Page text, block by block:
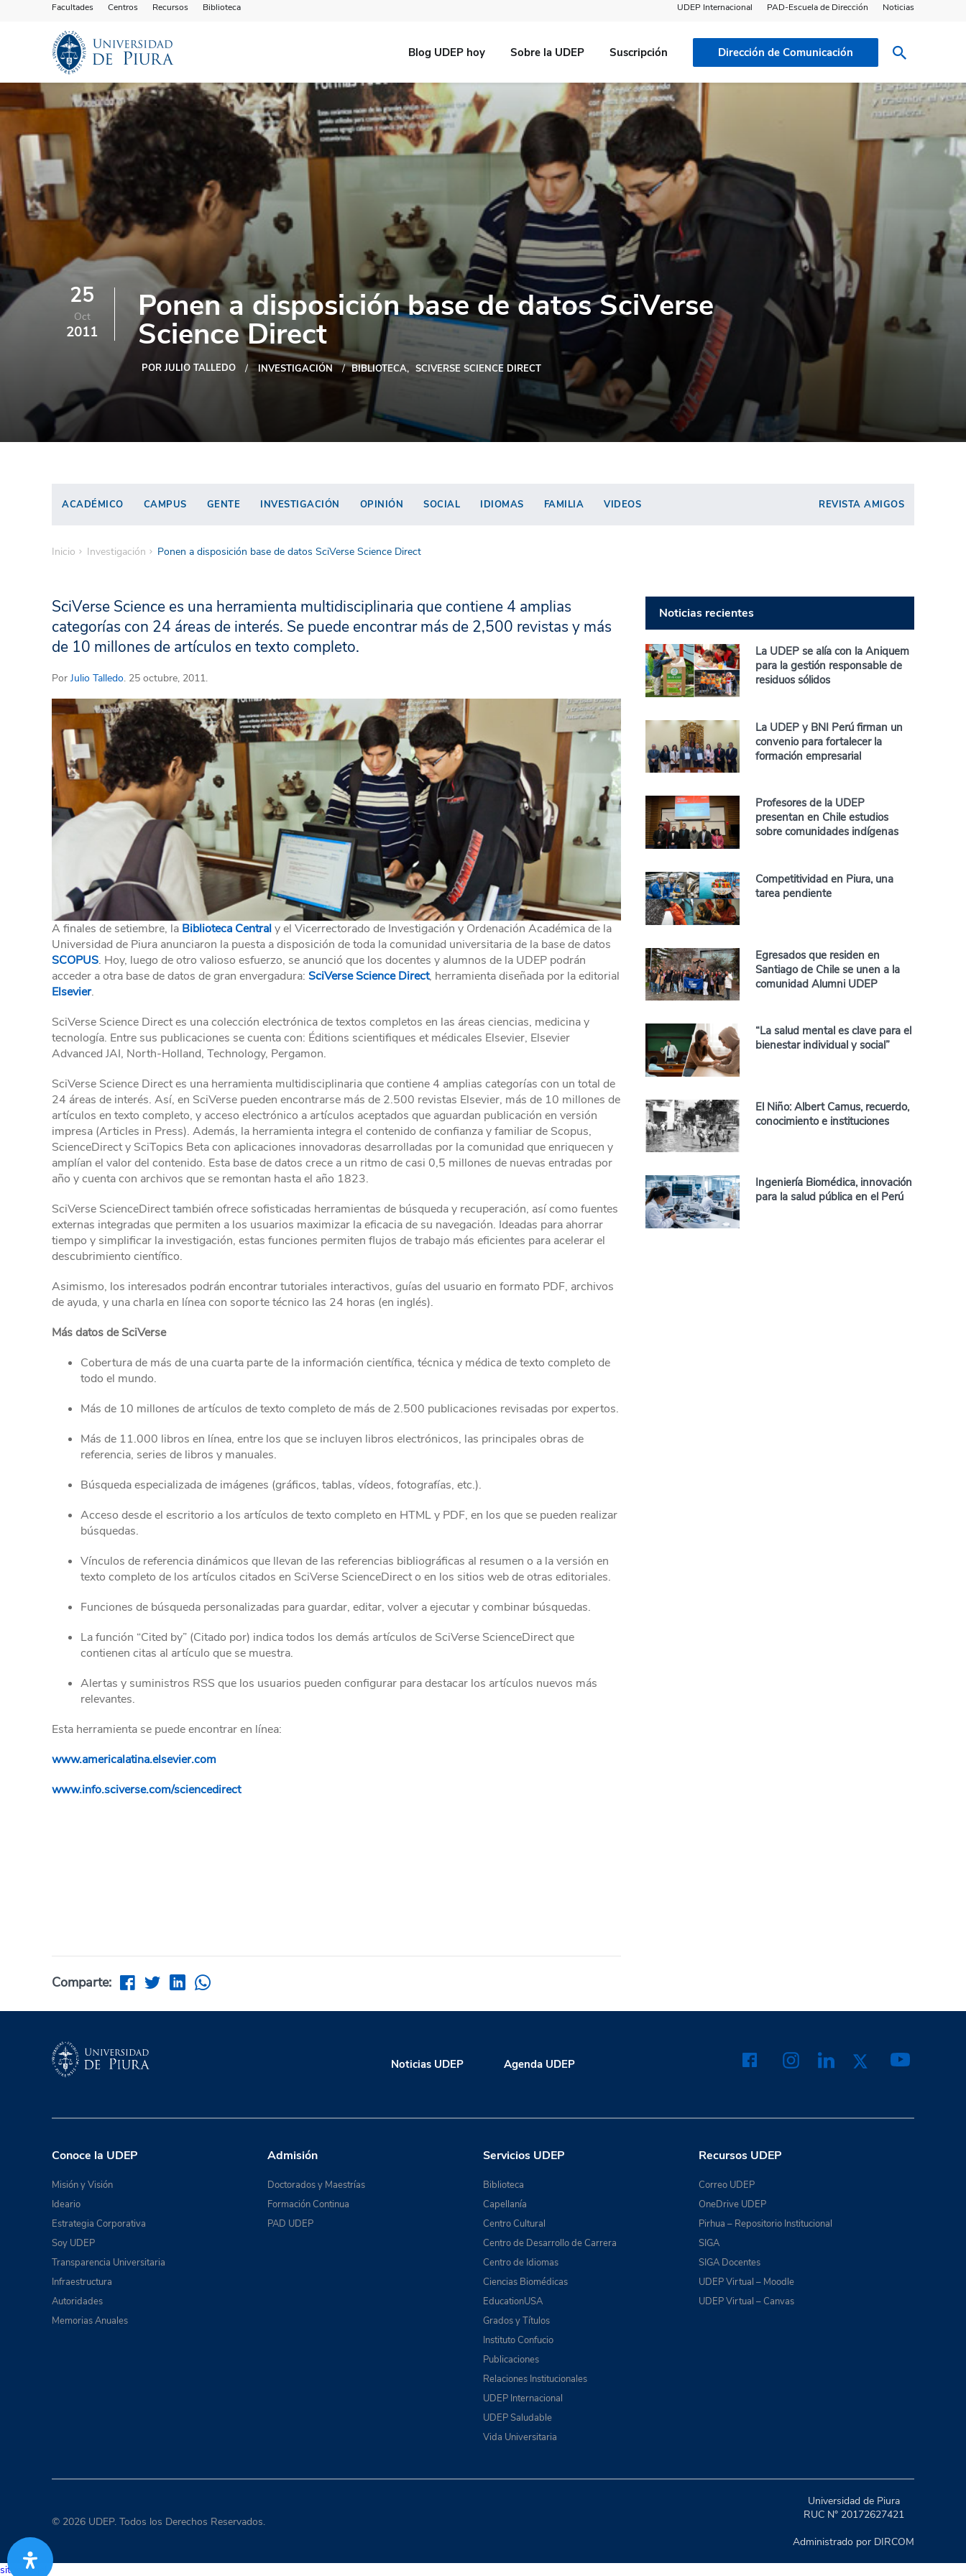
Facultades Centros Recursos Biblioteca UDEP Internacional PAD-Escuela de Dirección Noticias
Blog UDEP hoy Sobre la UDEP Suscripción Dirección de Comunicación
25
Oct
2011
Ponen a disposición base de datos SciVerse
Science Direct
POR JULIO TALLEDO INVESTIGACIÓN BIBLIOTECA SCIVERSE SCIENCE DIRECT
ACADÉMICO CAMPUS GENTE INVESTIGACIÓN OPINIÓN SOCIAL IDIOMAS FAMILIA VIDEOS REVISTA AMIGOS
Inicio Investigación Ponen a disposición base de datos SciVerse Science Direct
SciVerse Science es una herramienta multidisciplinaria que contiene 4 amplias
categorías con 24 áreas de interés. Se puede encontrar más de 2,500 revistas y más
de 10 millones de artículos en texto completo.
Por Julio Talledo. 25 octubre, 2011.
A finales de setiembre, la Biblioteca Centraly el Vicerrectorado de Investigación y Ordenación Académica de la
Universidad de Piura anunciaron la puesta a disposición de toda la comunidad universitaria de la base de datos
SCOPUS. Hoy, luego de otro valioso esfuerzo, se anunció que los docentes y alumnos de la UDEP podrán
acceder a otra base de datos de gran envergadura: SciVerse Science Direct, herramienta diseñada por la editorial
Elsevier.
SciVerse Science Direct es una colección electrónica de textos completos en las áreas ciencias, medicina y
tecnología. Entre sus publicaciones se cuenta con: Éditions scientifiques et médicales Elsevier, Elsevier
Advanced JAI, North-Holland, Technology, Pergamon.
SciVerse Science Direct es una herramienta multidisciplinaria que contiene 4 amplias categorías con un total de
24 áreas de interés. Así, en SciVerse pueden encontrarse más de 2.500 revistas Elsevier, más de 10 millones de
artículos en texto completo, y acceso electrónico a artículos aceptados que aguardan publicación en versión
impresa (Articles in Press). Además, la herramienta integra el contenido de confianza y familiar de Scopus,
ScienceDirect y SciTopics Beta con aplicaciones innovadoras desarrolladas por la comunidad que enriquecen y
amplían el valor del contenido. Esta base de datos crece a un ritmo de casi 0,5 millones de nuevas entradas por
año y cuenta con archivos que se remontan hasta el año 1823.
SciVerse ScienceDirect también ofrece sofisticadas herramientas de búsqueda y recuperación, así como fuentes
externas integradas que permiten a los usuarios maximizar la eficacia de su navegación. Ideadas para ahorrar
tiempo y simplificar la investigación, estas funciones permiten flujos de trabajo más eficientes para acelerar el
descubrimiento científico.
Asimismo, los interesados podrán encontrar tutoriales interactivos, guías del usuario en formato PDF, archivos
de ayuda, y una charla en línea con soporte técnico las 24 horas (en inglés).
Más datos de SciVerse
Cobertura de más de una cuarta parte de la información científica, técnica y médica de texto completo de
todo el mundo.
Más de 10 millones de artículos de texto completo de más de 2.500 publicaciones revisadas por expertos.
Más de 11.000 libros en línea, entre los que se incluyen libros electrónicos, las principales obras de
referencia, series de libros y manuales.
Búsqueda especializada de imágenes (gráficos, tablas, vídeos, fotografías, etc.).
Acceso desde el escritorio a los artículos de texto completo en HTML y PDF, en los que se pueden realizar
búsquedas.
Vínculos de referencia dinámicos que llevan de las referencias bibliográficas al resumen o a la versión en
texto completo de los artículos citados en SciVerse ScienceDirect o en los sitios web de otras editoriales.
Funciones de búsqueda personalizadas para guardar, editar, volver a ejecutar y combinar búsquedas.
La función “Cited by” (Citado por) indica todos los demás artículos de SciVerse ScienceDirect que
contienen citas al artículo que se muestra.
Alertas y suministros RSS que los usuarios pueden configurar para destacar los artículos nuevos más
relevantes.
Esta herramienta se puede encontrar en línea:
www.americalatina.elsevier.com
www.info.sciverse.com/sciencedirect
Comparte:
Noticias recientes
La UDEP se alía con la Aniquem
para la gestión responsable de
residuos sólidos
La UDEP y BNI Perú firman un
convenio para fortalecer la
formación empresarial
Profesores de la UDEP
presentan en Chile estudios
sobre comunidades indígenas
Competitividad en Piura, una
tarea pendiente
Egresados que residen en
Santiago de Chile se unen a la
comunidad Alumni UDEP
“La salud mental es clave para el
bienestar individual y social”
El Niño: Albert Camus, recuerdo,
conocimiento e instituciones
Ingeniería Biomédica, innovación
para la salud pública en el Perú
Noticias UDEP Agenda UDEP
Conoce la UDEP
Misión y Visión
Ideario
Estrategia Corporativa
Soy UDEP
Transparencia Universitaria
Infraestructura
Autoridades
Memorias Anuales
Admisión
Doctorados y Maestrías
Formación Continua
PAD UDEP
Servicios UDEP
Biblioteca
Capellanía
Centro Cultural
Centro de Desarrollo de Carrera
Centro de Idiomas
Ciencias Biomédicas
EducationUSA
Grados y Títulos
Instituto Confucio
Publicaciones
Relaciones Institucionales
UDEP Internacional
UDEP Saludable
Vida Universitaria
Recursos UDEP
Correo UDEP
OneDrive UDEP
Pirhua – Repositorio Institucional
SIGA
SIGA Docentes
UDEP Virtual – Moodle
UDEP Virtual – Canvas
© 2026 UDEP. Todos los Derechos Reservados.
Universidad de Piura
RUC N° 20172627421
Administrado por DIRCOM
situs togel